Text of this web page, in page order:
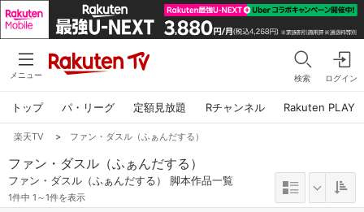
メニュー 検索 ログイン
トップ パ・リーグ 定額見放題 Rチャンネル Rakuten PLAY
楽天TV > ファン・ダスル（ふぁんだする）
ファン・ダスル（ふぁんだする）
ファン・ダスル（ふぁんだする） 脚本作品一覧
1件中 1～1件を表示